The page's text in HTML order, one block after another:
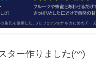
ター作りました(^^)